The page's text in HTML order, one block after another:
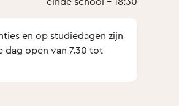
en op studiedagen zijn
dag open van 7.30 tot